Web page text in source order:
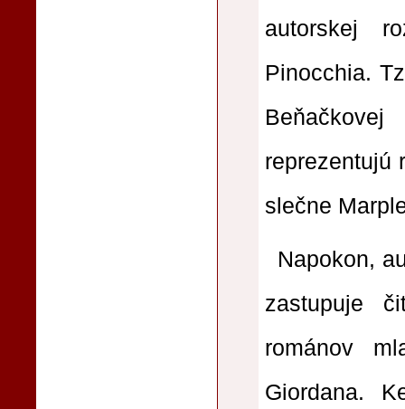
autorskej
Pinocchia.
reprezentujú
slečne
Napokon,
zastupuje
románov
Giordana.